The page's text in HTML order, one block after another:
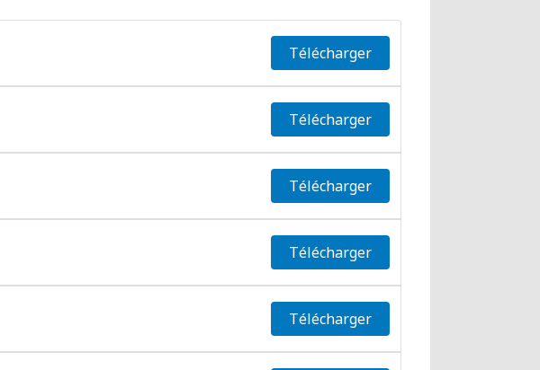
Télécharger
Télécharger
Télécharger
Télécharger
Télécharger